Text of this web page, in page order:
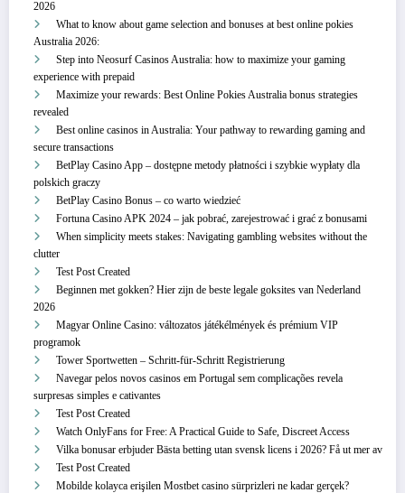
2026
What to know about game selection and bonuses at best online pokies
Australia 2026:
Step into Neosurf Casinos Australia: how to maximize your gaming
experience with prepaid
Maximize your rewards: Best Online Pokies Australia bonus strategies
revealed
Best online casinos in Australia: Your pathway to rewarding gaming and
secure transactions
BetPlay Casino App – dostępne metody płatności i szybkie wypłaty dla
polskich graczy
BetPlay Casino Bonus – co warto wiedzieć
Fortuna Casino APK 2024 – jak pobrać, zarejestrować i grać z bonusami
When simplicity meets stakes: Navigating gambling websites without the
clutter
Test Post Created
Beginnen met gokken? Hier zijn de beste legale goksites van Nederland
2026
Magyar Online Casino: változatos játékélmények és prémium VIP
programok
Tower Sportwetten – Schritt‑für‑Schritt Registrierung
Navegar pelos novos casinos em Portugal sem complicações revela
surpresas simples e cativantes
Test Post Created
Watch OnlyFans for Free: A Practical Guide to Safe, Discreet Access
Vilka bonusar erbjuder Bästa betting utan svensk licens i 2026? Få ut mer av
Test Post Created
Mobilde kolayca erişilen Mostbet casino sürprizleri ne kadar gerçek?